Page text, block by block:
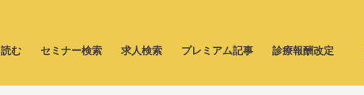
む セミナー検索 求人検索 プレミアム記事 診療報酬改定